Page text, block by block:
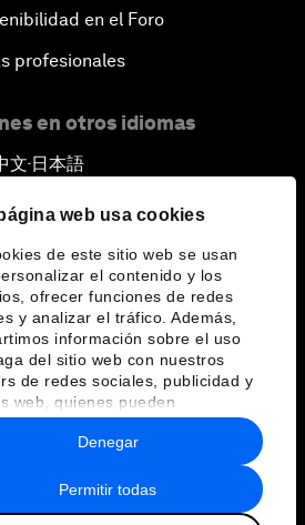
web usa cookies
de este sitio web se usan
el contenido y los
ofrecer funciones de redes
y analizar el tráfico. Además,
información sobre el uso
del sitio web con nuestros
de redes sociales, publicidad y
web, quienes pueden
con otra información que les
o que hayan
a partir del uso que haya
sus servicios.
Permitir todas
Denegar
en el Foro
profesionales
en otros idiomas
文▪ 日本語